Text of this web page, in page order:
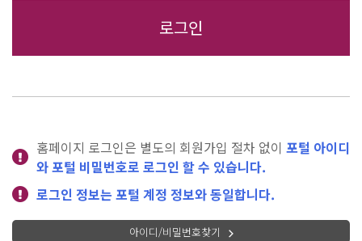
홈페이지 로그인은 별도의 회원가입 절차 없이 포털 아이디
와 포털 비밀번호로 로그인 할 수 있습니다.
로그인 정보는 포털 계정 정보와 동일합니다.
아이디/비밀번호찾기